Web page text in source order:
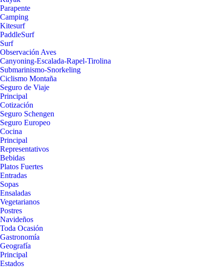
Parapente
Camping
Kitesurf
PaddleSurf
Surf
Observación Aves
Canyoning-Escalada-Rapel-Tirolina
Submarinismo-Snorkeling
Ciclismo Montaña
Seguro de Viaje
Principal
Cotización
Seguro Schengen
Seguro Europeo
Cocina
Principal
Representativos
Bebidas
Platos Fuertes
Entradas
Sopas
Ensaladas
Vegetarianos
Postres
Navideños
Toda Ocasión
Gastronomía
Geografía
Principal
Estados